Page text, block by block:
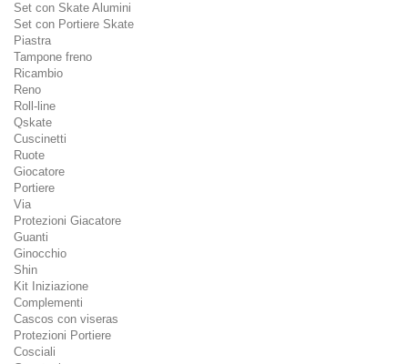
Set con Skate Alumini
Set con Portiere Skate
Piastra
Tampone freno
Ricambio
Reno
Roll-line
Qskate
Cuscinetti
Ruote
Giocatore
Portiere
Via
Protezioni Giacatore
Guanti
Ginocchio
Shin
Kit Iniziazione
Complementi
Cascos con viseras
Protezioni Portiere
Cosciali